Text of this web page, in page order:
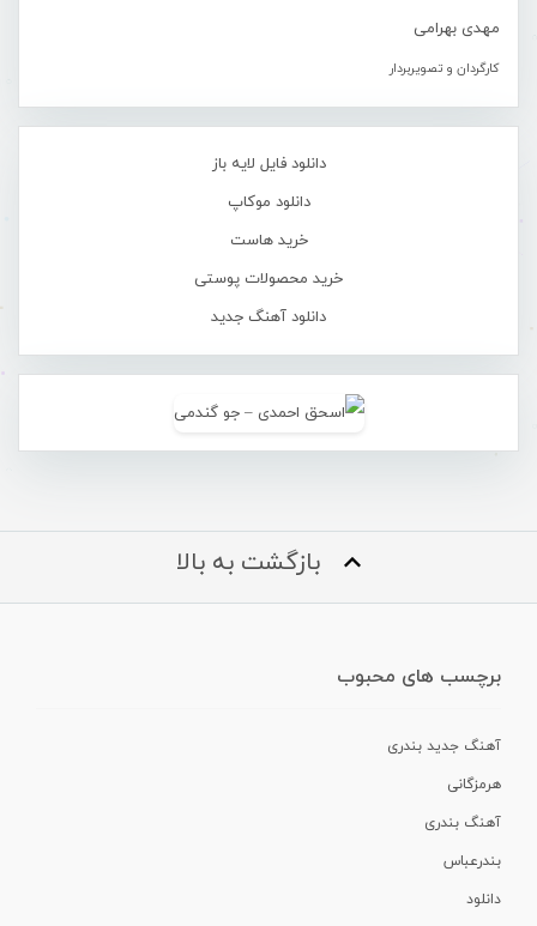
مهدی بهرامی
کارگردان و تصویربردار
دانلود فایل لایه باز
دانلود موکاپ
خرید هاست
خرید محصولات پوستی
دانلود آهنگ جدید
بازگشت به بالا
برچسب های محبوب
آهنگ جدید بندری
هرمزگانی
آهنگ بندری
بندرعباس
دانلود